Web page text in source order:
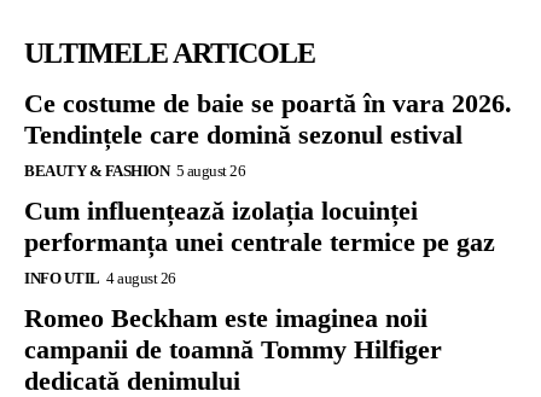
ULTIMELE ARTICOLE
Ce costume de baie se poartă în vara 2026.
Tendințele care domină sezonul estival
BEAUTY & FASHION 5 august 26
Cum influențează izolația locuinței
performanța unei centrale termice pe gaz
INFO UTIL 4 august 26
Romeo Beckham este imaginea noii
campanii de toamnă Tommy Hilfiger
dedicată denimului